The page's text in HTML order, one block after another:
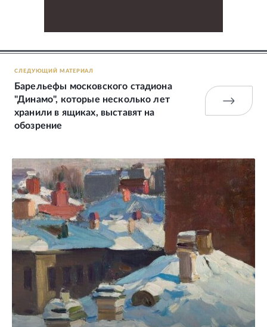
СЛЕДУЮЩИЙ МАТЕРИАЛ
Барельефы московского стадиона
"Динамо", которые несколько лет
хранили в ящиках, выставят на
обозрение